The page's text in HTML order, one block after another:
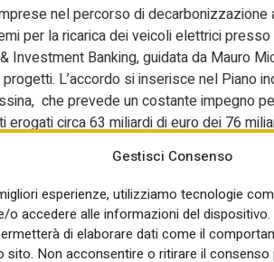
Gestisci Consenso
esperienze, utilizziamo tecnologie
o accedere alle informazioni del
di elaborare dati come il
sito. Non acconsentire o ritirare il consenso
nel percorso di decarbonizzazione
per la ricarica dei veicoli elettrici
Banking, guidata da Mauro
L’accordo si inserisce nel Piano
che prevede un costante impegno
circa 63 miliardi di euro dei 76
circolare e transizione ecologica.
Industriali delResearch
imprese a rivedere i propri processi
industriali diretti a efficientare i
a quest’ultima, il rapporto evidenzia
l’autoproduzione di energia rientri